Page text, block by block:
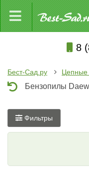
8
Бест-Сад.ру Цепные
Бензопилы
Фильтры